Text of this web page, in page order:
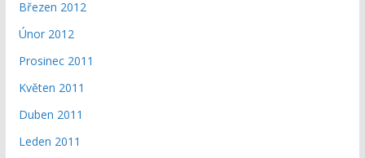
Březen 2012
Únor 2012
Prosinec 2011
Květen 2011
Duben 2011
Leden 2011